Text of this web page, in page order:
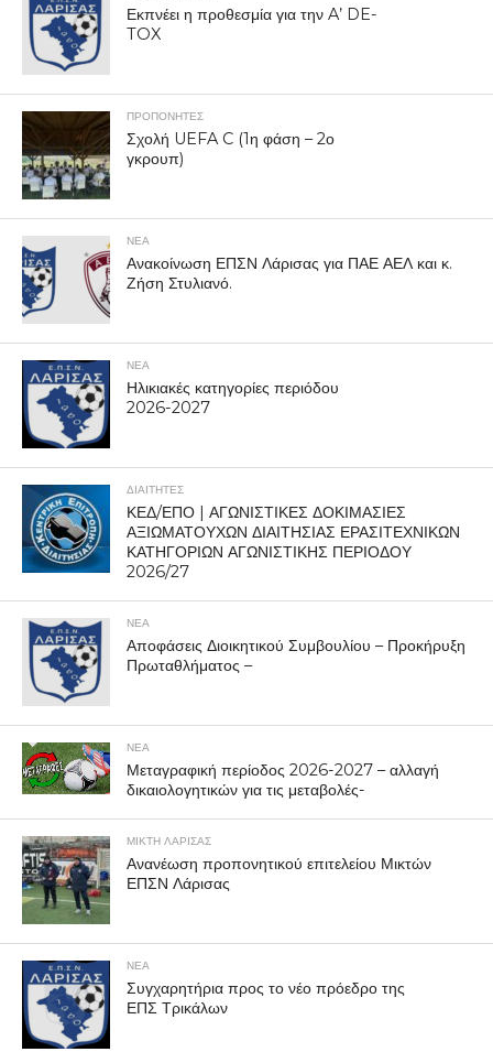
Εκπνέει η προθεσμία για την A’ DE-
TOX
ΠΡΟΠΟΝΗΤΈΣ
Σχολή UEFA C (1η φάση – 2ο
γκρουπ)
ΝΕΑ
Ανακοίνωση ΕΠΣΝ Λάρισας για ΠΑΕ ΑΕΛ και κ.
Ζήση Στυλιανό.
ΝΕΑ
Ηλικιακές κατηγορίες περιόδου
2026-2027
ΔΙΑΙΤΗΤΕΣ
ΚΕΔ/ΕΠΟ | ΑΓΩΝΙΣΤΙΚΕΣ ΔΟΚΙΜΑΣΙΕΣ
ΑΞΙΩΜΑΤΟΥΧΩΝ ΔΙΑΙΤΗΣΙΑΣ ΕΡΑΣΙΤΕΧΝΙΚΩΝ
ΚΑΤΗΓΟΡΙΩΝ ΑΓΩΝΙΣΤΙΚΗΣ ΠΕΡΙΟΔΟΥ
2026/27
ΝΕΑ
Αποφάσεις Διοικητικού Συμβουλίου – Προκήρυξη
Πρωταθλήματος –
ΝΕΑ
Μεταγραφική περίοδος 2026-2027 – αλλαγή
δικαιολογητικών για τις μεταβολές-
ΜΙΚΤΗ ΛΑΡΙΣΑΣ
Ανανέωση προπονητικού επιτελείου Μικτών
ΕΠΣΝ Λάρισας
ΝΕΑ
Συγχαρητήρια προς το νέο πρόεδρο της
ΕΠΣ Τρικάλων